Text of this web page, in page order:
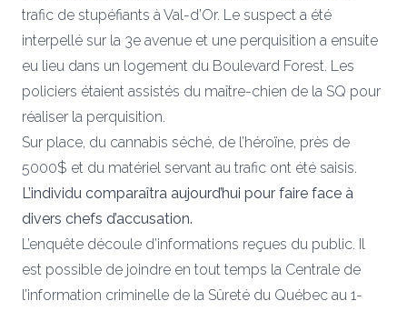
trafic de stupéfiants à Val-d’Or. Le suspect a été
interpellé sur la 3e avenue et une perquisition a ensuite
eu lieu dans un logement du Boulevard Forest. Les
policiers étaient assistés du maître-chien de la SQ pour
réaliser la perquisition.
Sur place, du cannabis séché, de l’héroïne, près de
5000$ et du matériel servant au trafic ont été saisis.
L’individu comparaîtra aujourd’hui pour faire face à
divers chefs d’accusation.
L’enquête découle d’informations reçues du public. Il
est possible de joindre en tout temps la Centrale de
l’information criminelle de la Sûreté du Québec au 1-